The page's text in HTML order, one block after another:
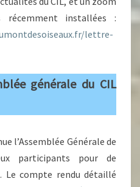
installées :
lettre-
générale du CIL
l’Assemblée Générale de
participants pour de
Le compte rendu détaillé